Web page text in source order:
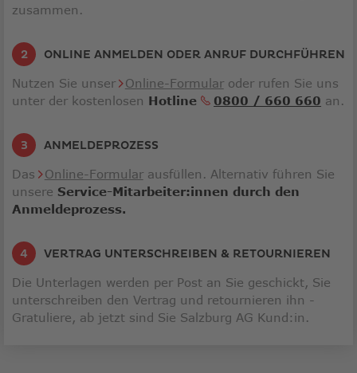
zusammen.
ONLINE ANMELDEN ODER ANRUF DURCHFÜHREN
Nutzen Sie unser Online-Formularoder rufen Sie uns
unter der kostenlosen Hotline 0800 / 660 660 Link
an.
ANMELDEPROZESS
Das Online-Formularausfüllen. Alternativ führen Sie
unsere Service-Mitarbeiter:innen durch den
Anmeldeprozess.
VERTRAG UNTERSCHREIBEN & RETOURNIEREN
Die Unterlagen werden per Post an Sie geschickt, Sie
unterschreiben den Vertrag und retournieren ihn -
Gratuliere, ab jetzt sind Sie Salzburg AG Kund:in.